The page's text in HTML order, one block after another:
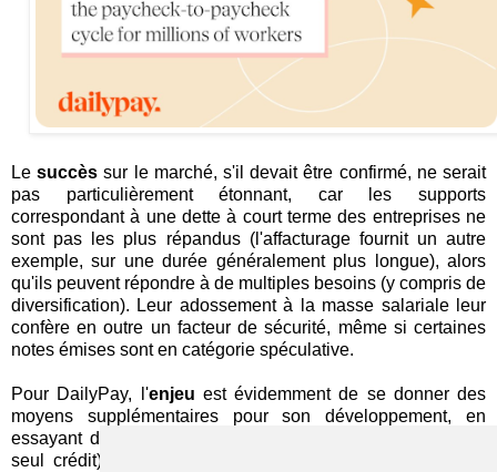
Lesuccès sur le marché, s'il devait être confirmé, ne serait
pas particulièrement étonnant, car les supports
correspondant à une dette à court terme des entreprises ne
sont pas les plus répandus (l'affacturage fournit un autre
exemple, sur une durée généralement plus longue), alors
qu'ils peuvent répondre à de multiples besoins (y compris de
diversification). Leur adossement à la masse salariale leur
confère en outre un facteur de sécurité, même si certaines
notes émises sont en catégorie spéculative.
Pour DailyPay, l'enjeu est évidemment de se donner des
moyens supplémentaires pour son développement, en
essayant d'optimiser son modèle économique (au-delà du
seul crédit). Quoi qu'il en soit, cette première transaction